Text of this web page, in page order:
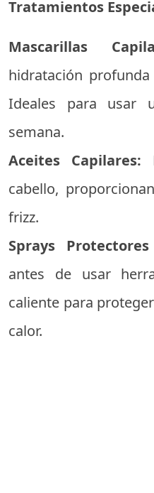
Tratamientos
Mascarillas
hidratación
Ideales para usar
semana.
Aceites Capilares:
cabello,
frizz.
Sprays
antes de usar
caliente para
calor.